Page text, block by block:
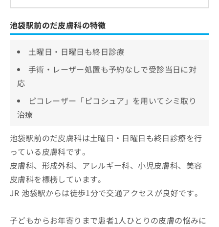
池袋駅前のだ皮膚科の特徴
土曜日・日曜日も終日診療
手術・レーザー処置も予約なしで受診当日に対
応
ピコレーザー「ピコシュア」を用いてシミ取り
治療
池袋駅前のだ皮膚科は土曜日・日曜日も終日診療を行
っている皮膚科です。
皮膚科、形成外科、アレルギー科、小児皮膚科、美容
皮膚科を標榜しています。
JR 池袋駅からは徒歩1分で交通アクセスが良好です。
子どもからお年寄りまで患者1人ひとりの皮膚の悩みに